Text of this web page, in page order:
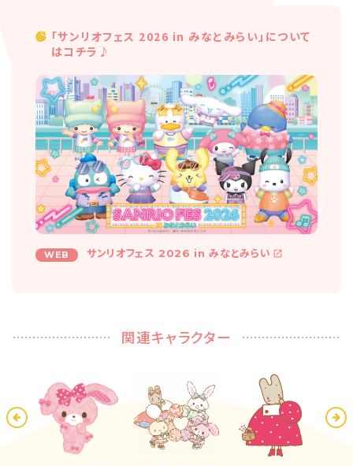
「サンリオフェス 2026 in みなとみらい」について
はコチラ♪
WEB サンリオフェス 2026 in みなとみらい
関連キャラクター